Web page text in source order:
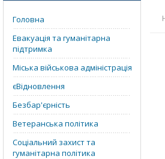
Головна
Евакуація та гуманітарна
підтримка
Міська військова адміністрація
єВідновлення
Безбар'єрність
Ветеранська політика
Соціальний захист та
гуманітарна політика